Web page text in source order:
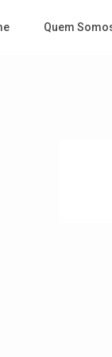
Quem